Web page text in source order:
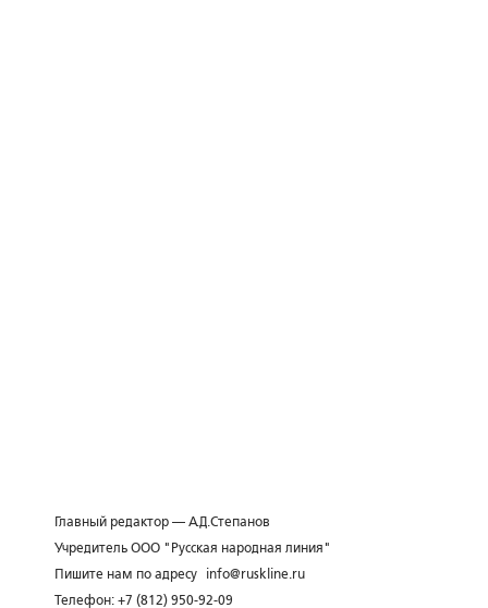
Главный редактор — А.Д.Степанов
Учредитель ООО "Русская народная линия"
Пишите нам по адресу
info@ruskline.ru
Телефон: +7 (812) 950-92-09